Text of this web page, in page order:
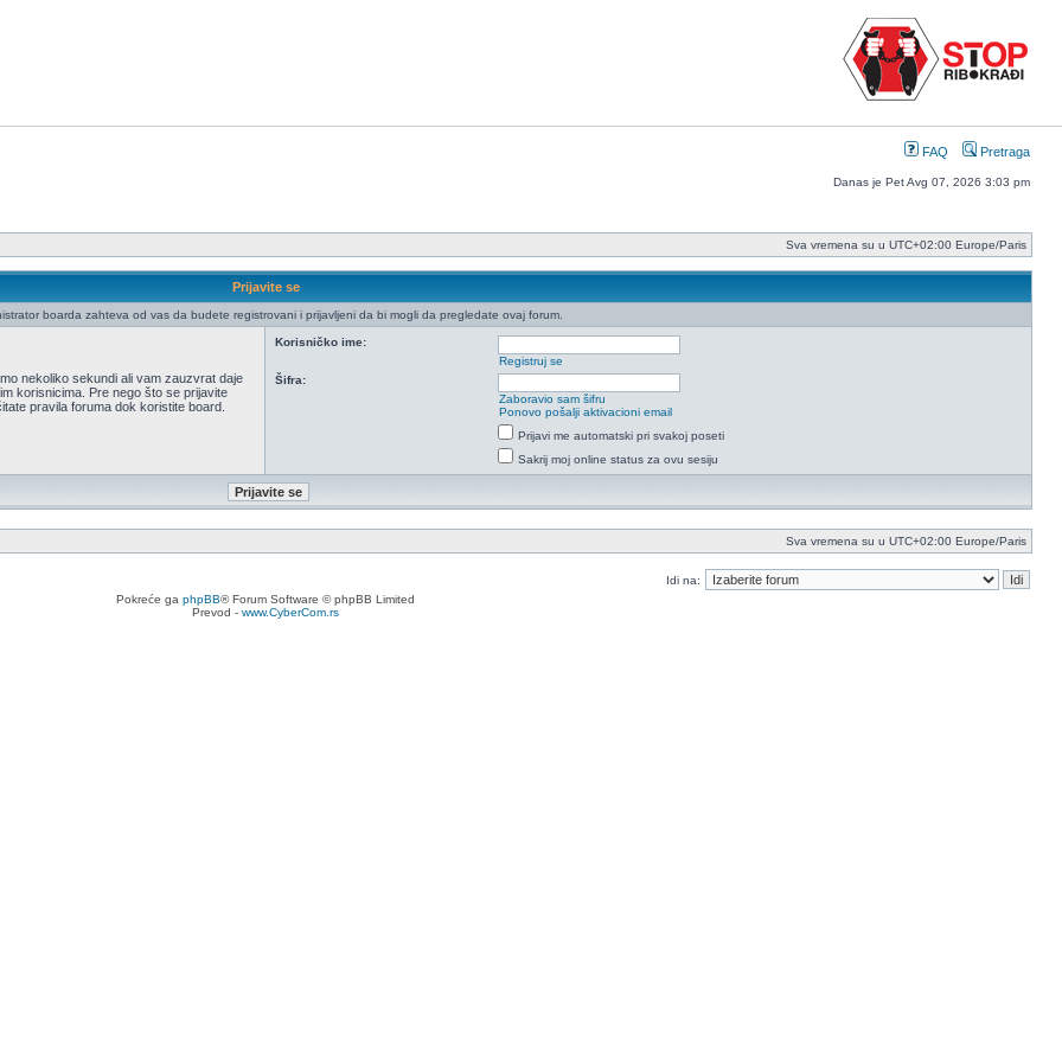
FAQ Pretraga
Danas je Pet Avg 07, 2026 3:03 pm
Sva vremena su u UTC+02:00 Europe/Paris
Prijavite se
boarda zahteva od vas da budete registrovani i prijavljeni da bi mogli da pregledate ovaj forum.
nekoliko sekundi ali vam zauzvrat daje
korisnicima. Pre nego što se prijavite
pravila foruma dok koristite board.
Korisničko ime:
Registruj se
Šifra:
Zaboravio sam šifru
Ponovo pošalji aktivacioni email
Prijavi me automatski pri svakoj poseti
Sakrij moj online status za ovu sesiju
Sva vremena su u UTC+02:00 Europe/Paris
Idi na:
Pokreće ga phpBB® Forum Software © phpBB Limited
Prevod - www.CyberCom.rs